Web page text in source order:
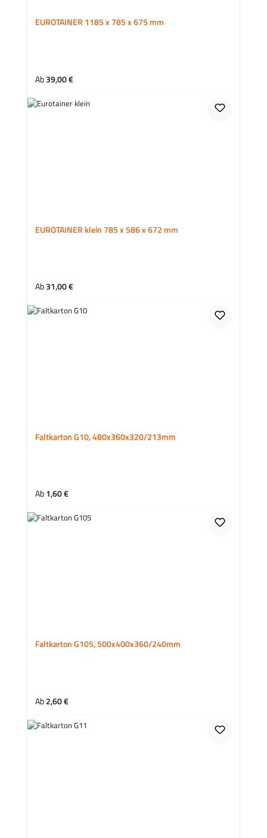
EUROTAINER 1185 x 785 x 675 mm
Regulärer Preis:
Ab39,00 €
EUROTAINER klein 785 x 586 x 672 mm
Regulärer Preis:
Ab31,00 €
Faltkarton G10, 480x360x320/213mm
Regulärer Preis:
Ab1,60 €
Faltkarton G105, 500x400x360/240mm
Regulärer Preis:
Ab2,60 €